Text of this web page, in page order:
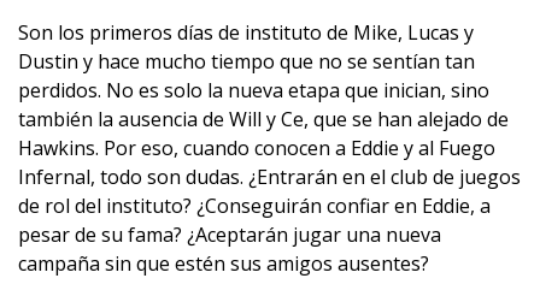
Son los primeros días de instituto de Mike, Lucas y
Dustin y hace mucho tiempo que no se sentían tan
perdidos. No es solo la nueva etapa que inician, sino
también la ausencia de Will y Ce, que se han alejado de
Hawkins. Por eso, cuando conocen a Eddie y al Fuego
Infernal, todo son dudas. ¿Entrarán en el club de juegos
de rol del instituto? ¿Conseguirán confiar en Eddie, a
pesar de su fama? ¿Aceptarán jugar una nueva
campaña sin que estén sus amigos ausentes?